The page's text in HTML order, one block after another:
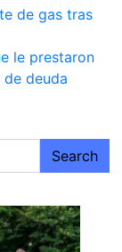
de gas tras
le prestaron
deuda
Search